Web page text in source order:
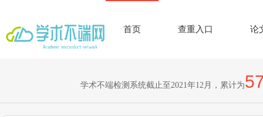
首页 查重入口 论
学术不端检测系统截止至2021年12月，累计为